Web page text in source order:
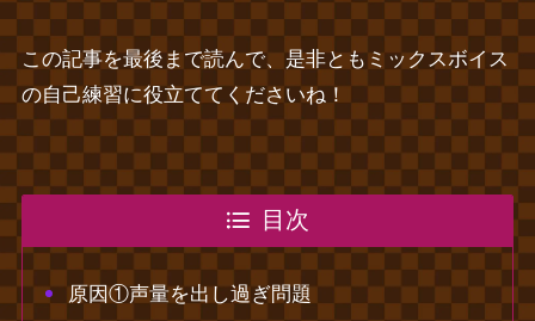
この記事を最後まで読んで、是非ともミックスボイス
の自己練習に役立ててくださいね！
目次
原因①声量を出し過ぎ問題